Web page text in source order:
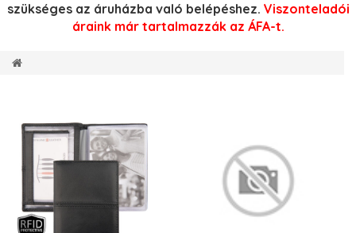
szükséges az áruházba való belépéshez. Viszonteladói
áraink már tartalmazzák az ÁFA-t.